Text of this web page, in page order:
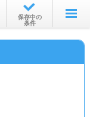
保存中の
条件